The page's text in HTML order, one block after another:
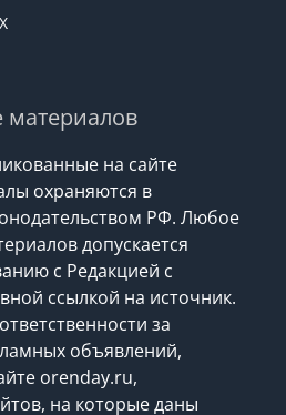
материалов
на сайте
охраняются в
РФ. Любое
допускается
с Редакцией с
ссылкой на источник.
за
объявлений,
orenday.ru,
на которые даны